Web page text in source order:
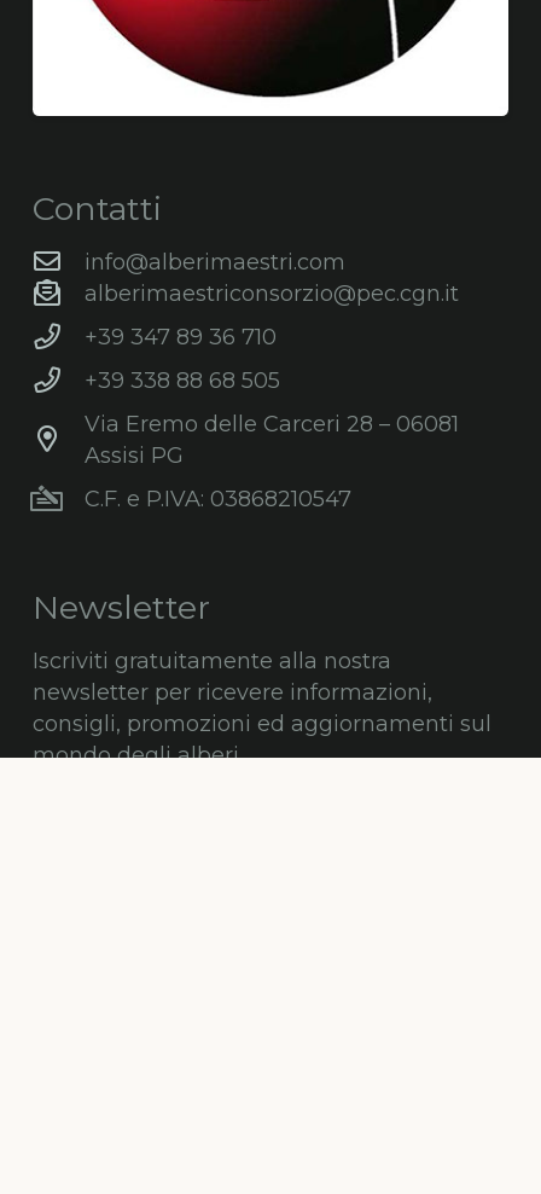
Contatti
info@alberimaestri.com
alberimaestriconsorzio@pec.cgn.it
+39 347 89 36 710
+39 338 88 68 505
Via Eremo delle Carceri 28 – 06081
Assisi PG
C.F. e P.IVA: 03868210547
Newsletter
Iscriviti gratuitamente alla nostra
newsletter per ricevere informazioni,
consigli, promozioni ed aggiornamenti sul
mondo degli alberi.